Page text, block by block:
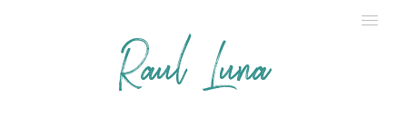
Raul Luna